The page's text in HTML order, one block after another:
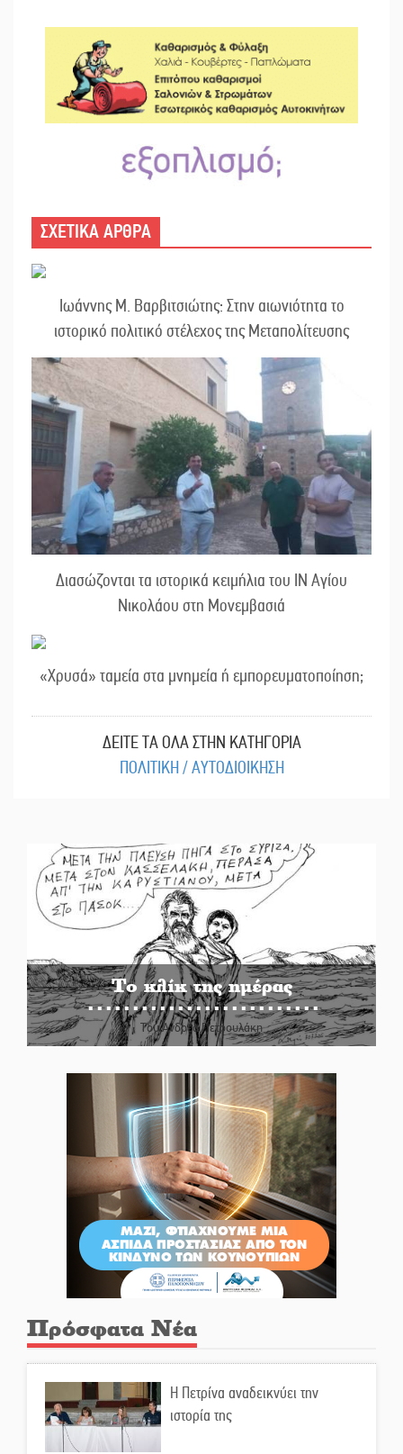
ΣΧΕΤΙΚΑ ΑΡΘΡΑ
Ιωάννης Μ. Βαρβιτσιώτης: Στην αιωνιότητα το
ιστορικό πολιτικό στέλεχος της Μεταπολίτευσης
Διασώζονται τα ιστορικά κειμήλια του ΙΝ Αγίου
Νικολάου στη Μονεμβασιά
«Χρυσά» ταμεία στα μνημεία ή εμπορευματοποίηση;
ΔΕΙΤΕ ΤΑ ΟΛΑ ΣΤΗΝ ΚΑΤΗΓΟΡΙΑ
ΠΟΛΙΤΙΚΗ / ΑΥΤΟΔΙΟΙΚΗΣΗ
Το κλίκ της ημέρας
Του Ανδρέα Πετρουλάκη
Πρόσφατα Νέα
Η Πετρίνα αναδεικνύει την
ιστορία της